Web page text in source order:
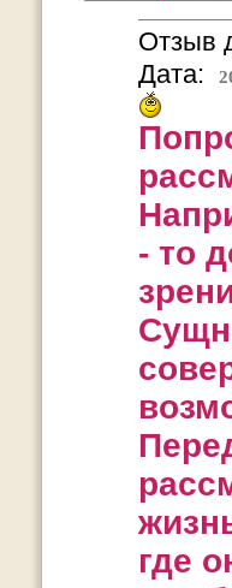
Отзыв
Дата:
- то
где